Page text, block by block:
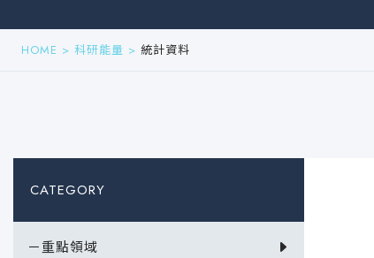
HOME > 科研能量 > 統計資料
CATEGORY
－重點領域